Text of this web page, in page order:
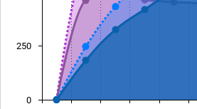
0
250